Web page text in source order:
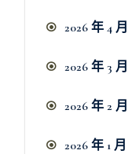
2026 年 4 月
2026 年 3 月
2026 年 2 月
2026 年 1 月